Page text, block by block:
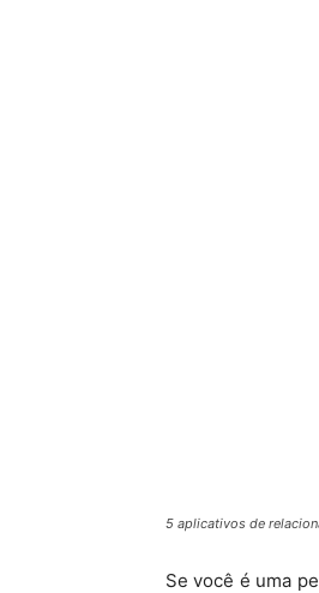
5 aplicativos de
Se você é uma